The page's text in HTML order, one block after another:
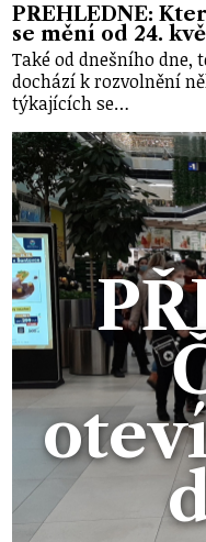
PŘEHLEDNĚ:
se mění od 24.
Také od dnešního dne,
dochází k rozvolnění
týkajících se…